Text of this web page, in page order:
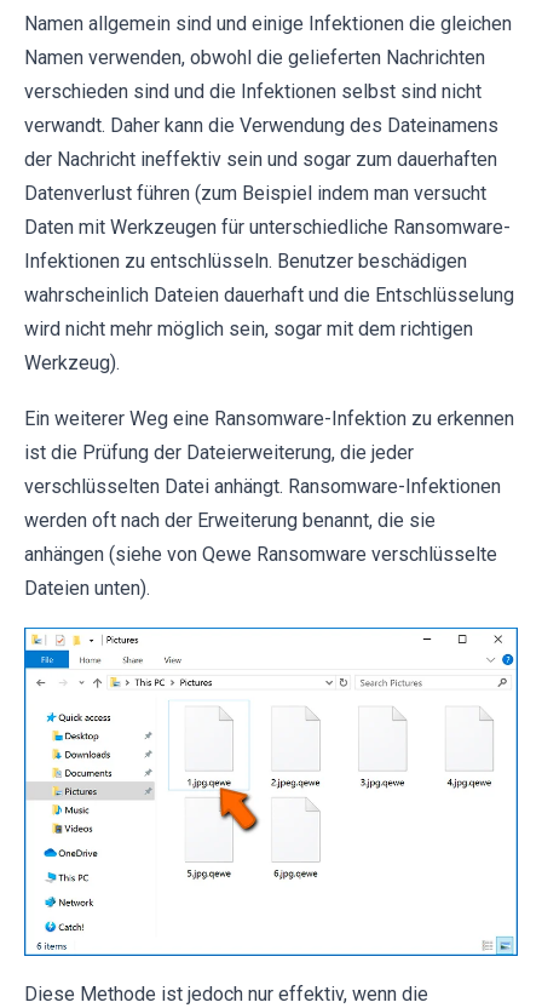
Namen allgemein sind und einige Infektionen die gleichen
Namen verwenden, obwohl die gelieferten Nachrichten
verschieden sind und die Infektionen selbst sind nicht
verwandt. Daher kann die Verwendung des Dateinamens
der Nachricht ineffektiv sein und sogar zum dauerhaften
Datenverlust führen (zum Beispiel indem man versucht
Daten mit Werkzeugen für unterschiedliche Ransomware-
Infektionen zu entschlüsseln. Benutzer beschädigen
wahrscheinlich Dateien dauerhaft und die Entschlüsselung
wird nicht mehr möglich sein, sogar mit dem richtigen
Werkzeug).
Ein weiterer Weg eine Ransomware-Infektion zu erkennen
ist die Prüfung der Dateierweiterung, die jeder
verschlüsselten Datei anhängt. Ransomware-Infektionen
werden oft nach der Erweiterung benannt, die sie
anhängen (siehe von Qewe Ransomware verschlüsselte
Dateien unten).
Diese Methode ist jedoch nur effektiv, wenn die